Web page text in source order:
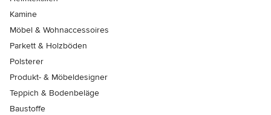
Kamine
Möbel & Wohnaccessoires
Parkett & Holzböden
Polsterer
Produkt- & Möbeldesigner
Teppich & Bodenbeläge
Baustoffe